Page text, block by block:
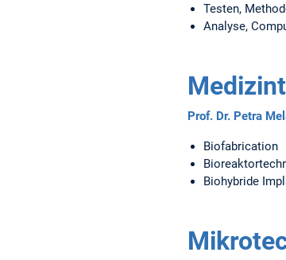
Testen,
Analyse,
Prof. Dr. Petra
Biofabrication
Biohybride